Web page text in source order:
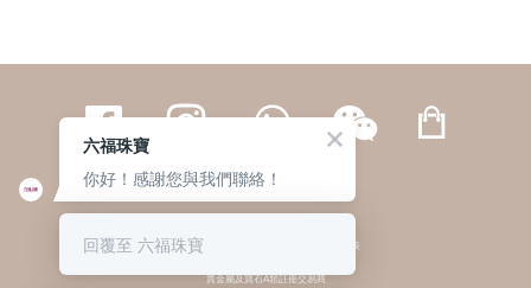
繁體 | 簡体
© 六福集團 版權所有 不得轉載 私隱政策
貴金屬及寶石A類註冊交易商
六福珠寶
你好！感謝您與我們聯絡！
回覆至 六福珠寶